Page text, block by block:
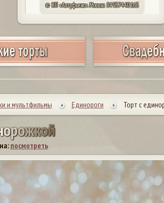
© КП «Алтуфьево». Москва 84957440165
и мультфильмы Единороги Торт с
орожкой
посмотреть